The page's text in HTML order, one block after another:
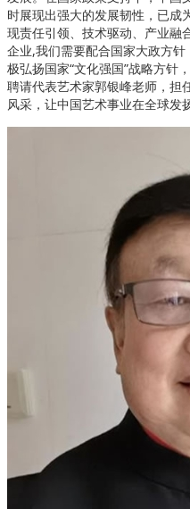
时展现出强大的发展韧性，已成
现责任引领、技术驱动、产业融
企业,我们需要配合国家大政方
极弘扬国家“文化强国”战略方针
聘请代表艺术家郭银峰老师，担
风采，让中国艺术事业在全球发